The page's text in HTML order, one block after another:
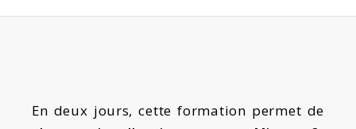
En deux jours, cette formation permet de